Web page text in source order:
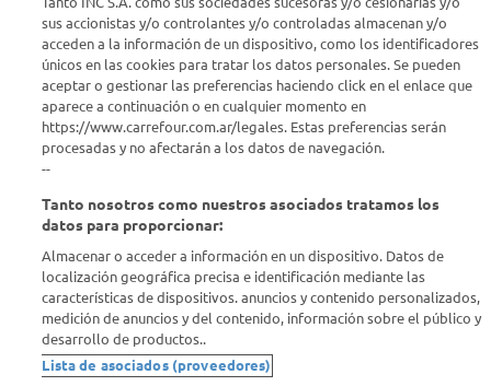
Estamos para ayudarte
¿Tenés una consulta? Comunicate con nosotros acá
Descubrí Carrefour
Conocenos
Info útil
Comprá Online
sus accionistas y/o controlantes y/o controladas almacenan y/o
acceden a la información de un dispositivo, como los identificadores
únicos en las cookies para tratar los datos personales. Se pueden
aceptar o gestionar las preferencias haciendo click en el enlace que
aparece a continuación o en cualquier momento en
https://www.carrefour.com.ar/legales. Estas preferencias serán
procesadas y no afectarán a los datos de navegación.
--
Tanto nosotros como nuestros asociados tratamos los
datos para proporcionar:
Almacenar o acceder a información en un dispositivo. Datos de
localización geográfica precisa e identificación mediante las
características de dispositivos. anuncios y contenido personalizados,
medición de anuncios y del contenido, información sobre el público y
desarrollo de productos..
Lista de asociados (proveedores)